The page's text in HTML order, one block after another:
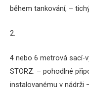
během tankování, –
2.
4 nebo 6 metrová sací-
STORZ: – pohodlné
instalovanému v nádrži